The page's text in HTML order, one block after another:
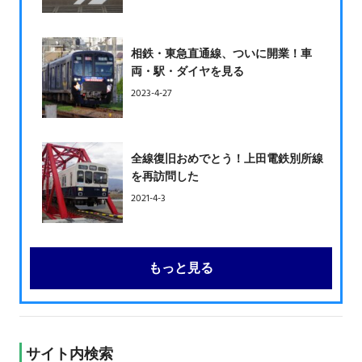
相鉄・東急直通線、ついに開業！車
両・駅・ダイヤを見る
2023-4-27
全線復旧おめでとう！上田電鉄別所線
を再訪問した
2021-4-3
もっと見る
サイト内検索